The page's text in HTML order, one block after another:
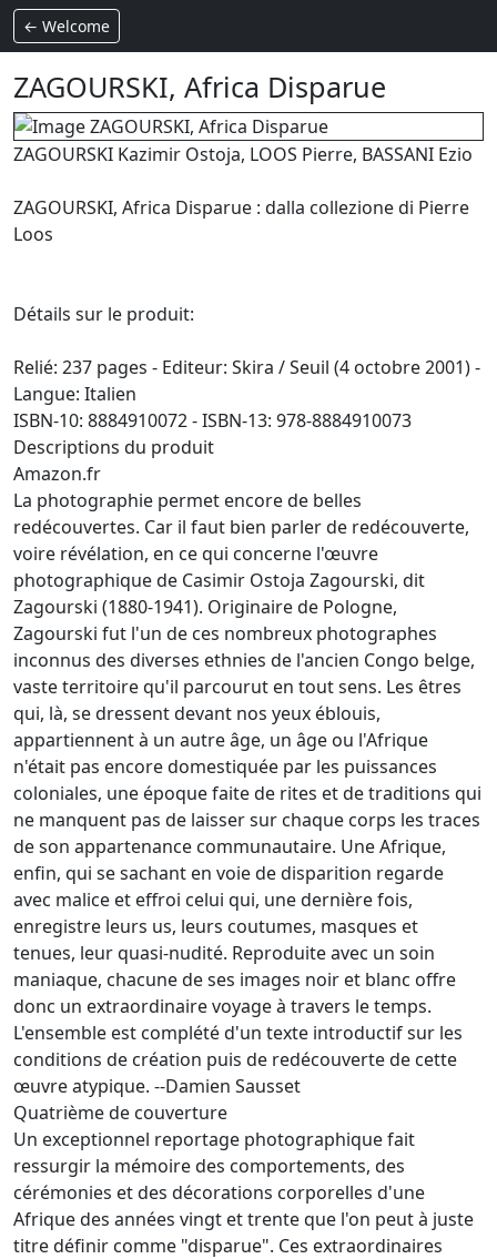
← Welcome
ZAGOURSKI, Africa Disparue
ZAGOURSKI Kazimir Ostoja, LOOS Pierre, BASSANI Ezio
ZAGOURSKI, Africa Disparue : dalla collezione di Pierre
Loos
Détails sur le produit:
Relié: 237 pages - Editeur: Skira / Seuil (4 octobre 2001) -
Langue: Italien
ISBN-10: 8884910072 - ISBN-13: 978-8884910073
Descriptions du produit
Amazon.fr
La photographie permet encore de belles
redécouvertes. Car il faut bien parler de redécouverte,
voire révélation, en ce qui concerne l'œuvre
photographique de Casimir Ostoja Zagourski, dit
Zagourski (1880-1941). Originaire de Pologne,
Zagourski fut l'un de ces nombreux photographes
inconnus des diverses ethnies de l'ancien Congo belge,
vaste territoire qu'il parcourut en tout sens. Les êtres
qui, là, se dressent devant nos yeux éblouis,
appartiennent à un autre âge, un âge ou l'Afrique
n'était pas encore domestiquée par les puissances
coloniales, une époque faite de rites et de traditions qui
ne manquent pas de laisser sur chaque corps les traces
de son appartenance communautaire. Une Afrique,
enfin, qui se sachant en voie de disparition regarde
avec malice et effroi celui qui, une dernière fois,
enregistre leurs us, leurs coutumes, masques et
tenues, leur quasi-nudité. Reproduite avec un soin
maniaque, chacune de ses images noir et blanc offre
donc un extraordinaire voyage à travers le temps.
L'ensemble est complété d'un texte introductif sur les
conditions de création puis de redécouverte de cette
œuvre atypique. --Damien Sausset
Quatrième de couverture
Un exceptionnel reportage photographique fait
ressurgir la mémoire des comportements, des
cérémonies et des décorations corporelles d'une
Afrique des années vingt et trente que l'on peut à juste
titre définir comme "disparue". Ces extraordinaires